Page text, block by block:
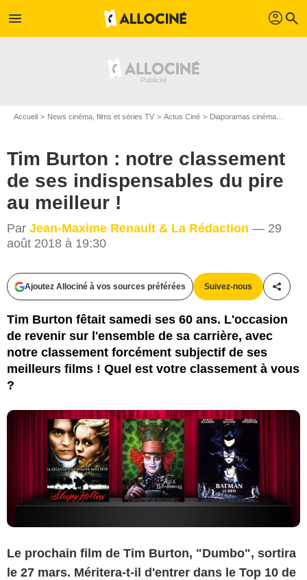
menu profil search
Accueil News cinéma, films et séries TV Actus Ciné Diaporamas cinéma
Tim Burton : notre classement
de ses indispensables du pire
au meilleur !
Par Jean-Maxime Renault & La Rédaction — 29
août 2018 à 19:30
Ajoutez Allociné à vos sources préférées Suivez-nous
Tim Burton fêtait samedi ses 60 ans. L'occasion
de revenir sur l'ensemble de sa carrière, avec
notre classement forcément subjectif de ses
meilleurs films ! Quel est votre classement à vous
?
Le prochain film de Tim Burton, "Dumbo", sortira
le 27 mars. Méritera-t-il d'entrer dans le Top 10 de